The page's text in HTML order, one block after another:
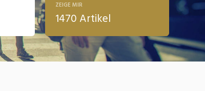
ZEIGE MIR
1470 Artikel